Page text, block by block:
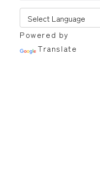
Powered by
Translate